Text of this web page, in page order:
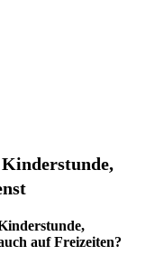
auf Freizeiten?